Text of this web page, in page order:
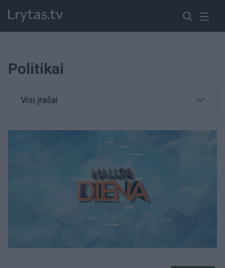
Politikai
Visi įrašai